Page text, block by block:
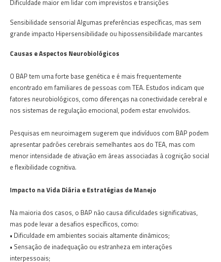
Dificuldade maior em lidar com imprevistos e transições
Sensibilidade sensorial Algumas preferências específicas, mas sem
grande impacto Hipersensibilidade ou hipossensibilidade marcantes
Causas e Aspectos Neurobiológicos
O BAP tem uma forte base genética e é mais frequentemente
encontrado em familiares de pessoas com TEA. Estudos indicam que
fatores neurobiológicos, como diferenças na conectividade cerebral e
nos sistemas de regulação emocional, podem estar envolvidos.
Pesquisas em neuroimagem sugerem que indivíduos com BAP podem
apresentar padrões cerebrais semelhantes aos do TEA, mas com
menor intensidade de ativação em áreas associadas à cognição social
e flexibilidade cognitiva.
Impacto na Vida Diária e Estratégias de Manejo
Na maioria dos casos, o BAP não causa dificuldades significativas,
mas pode levar a desafios específicos, como:
• Dificuldade em ambientes sociais altamente dinâmicos;
• Sensação de inadequação ou estranheza em interações
interpessoais;